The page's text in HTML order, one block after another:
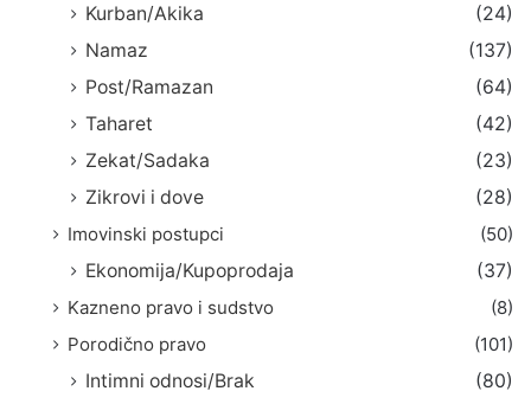
Kurban/Akika
(24)
Namaz
(137)
Post/Ramazan
(64)
Taharet
(42)
Zekat/Sadaka
(23)
Zikrovi i dove
(28)
Imovinski postupci
(50)
Ekonomija/Kupoprodaja
(37)
Kazneno pravo i sudstvo
(8)
Porodično pravo
(101)
Intimni odnosi/Brak
(80)